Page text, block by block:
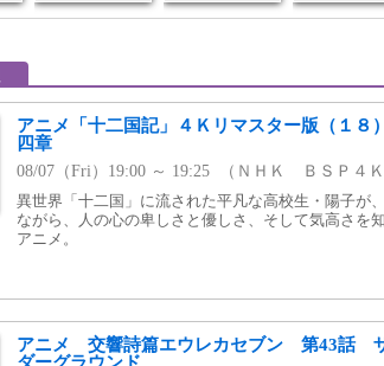
アニメ「十二国記」４Ｋリマスター版（１８
四章
08/07（Fri）19:00 ～ 19:25 （ＮＨＫ ＢＳＰ４Ｋ
異世界「十二国」に流された平凡な高校生・陽子が
ながら、人の心の卑しさと優しさ、そして気高さを
アニメ。
アニメ 交響詩篇エウレカセブン 第43話